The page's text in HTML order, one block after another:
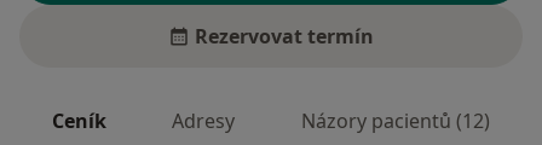
Rezervovat termín
Ceník Adresy Názory pacientů (12)